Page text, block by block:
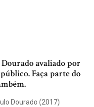
avaliado por
Faça parte do
Dourado (2017)